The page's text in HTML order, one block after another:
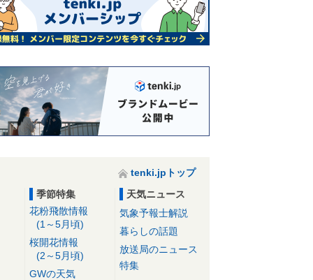
tenki.jpトップ
季節特集
花粉飛散情報
(1～5月頃)
桜開花情報
(2～5月頃)
GWの天気
天気ニュース
気象予報士解説
暮らしの話題
放送局のニュース
特集